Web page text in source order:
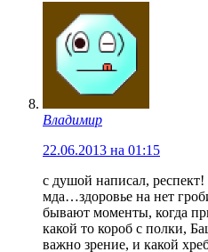
Владимир
22.06.2013 на 01:15
с душой написал, респект!
мда…здоровье на нет
бывают моменты, когда
какой то короб с полки,
важно зрение, и какой